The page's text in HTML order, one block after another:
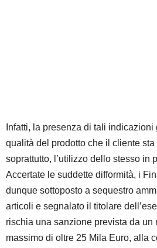
Infatti, la presenza di tali
qualità del prodotto che il cliente
soprattutto, l’utilizzo dello stesso in
Accertate le suddette difformità, i
dunque sottoposto a sequestro
articoli e segnalato il titolare
rischia una sanzione prevista da un
massimo di oltre 25 Mila Euro, alla